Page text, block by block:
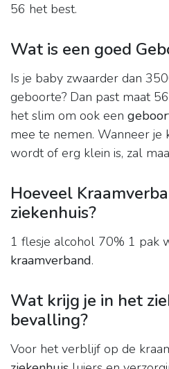
56 het best.
Wat is een goed
Is je baby zwaarder dan
geboorte? Dan past maat
het slim om ook een
mee te nemen. Wanneer je
wordt of erg klein is, zal
Hoeveel
ziekenhuis?
1 flesje alcohol 70% 1 pak
kraamverband.
Wat krijg je in het
bevalling?
Voor het verblijf op de